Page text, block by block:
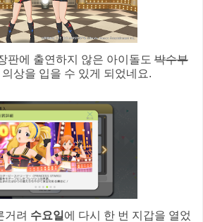
판에 출연하지 않은 아이돌도 박수부
상을 입을 수 있게 되었네요.
거려 수요일 에 다시 한 번 지갑을 열었